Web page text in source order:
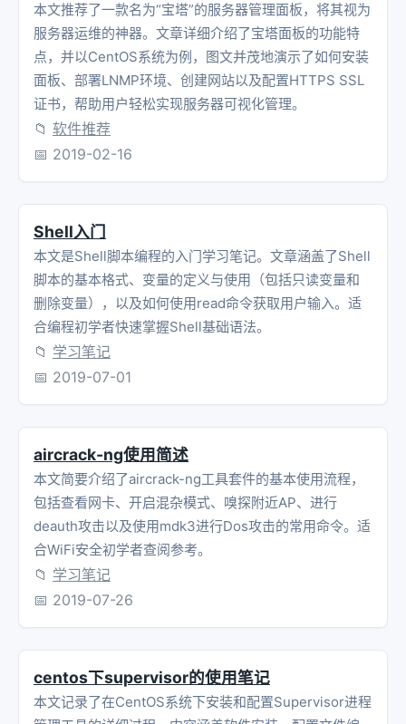
本文推荐了一款名为“宝塔”的服务器管理面板，将其视为
服务器运维的神器。文章详细介绍了宝塔面板的功能特
点，并以CentOS系统为例，图文并茂地演示了如何安装
面板、部署LNMP环境、创建网站以及配置HTTPS SSL
证书，帮助用户轻松实现服务器可视化管理。
📁 软件推荐
📅 2019-02-16
Shell入门
本文是Shell脚本编程的入门学习笔记。文章涵盖了Shell
脚本的基本格式、变量的定义与使用（包括只读变量和
删除变量），以及如何使用read命令获取用户输入。适
合编程初学者快速掌握Shell基础语法。
📁 学习笔记
📅 2019-07-01
aircrack-ng使用简述
本文简要介绍了aircrack-ng工具套件的基本使用流程，
包括查看网卡、开启混杂模式、嗅探附近AP、进行
deauth攻击以及使用mdk3进行Dos攻击的常用命令。适
合WiFi安全初学者查阅参考。
📁 学习笔记
📅 2019-07-26
centos下supervisor的使用笔记
本文记录了在CentOS系统下安装和配置Supervisor进程